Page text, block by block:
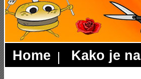
Home Kako je